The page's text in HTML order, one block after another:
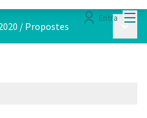
Entra
/ Propostes